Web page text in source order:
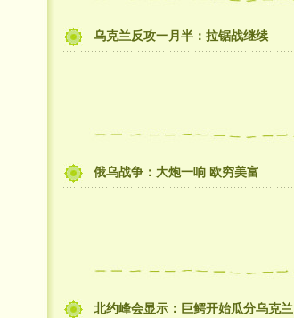
乌克兰反攻一月半：拉锯战继续
俄乌战争：大炮一响 欧穷美富
北约峰会显示：巨鳄开始瓜分乌克兰